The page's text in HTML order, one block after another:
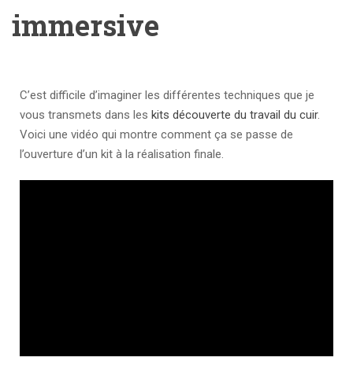
immersive
C’est difficile d’imaginer les différentes techniques que je
vous transmets dans les kits découverte du travail du cuir.
Voici une vidéo qui montre comment ça se passe de
l’ouverture d’un kit à la réalisation finale.